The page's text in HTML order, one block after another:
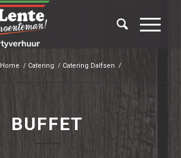
Home / Catering / Catering Dalfsen /
BUFFET